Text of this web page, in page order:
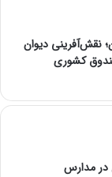
نقش‌آفرینی دیوان
کشوری
در مدارس